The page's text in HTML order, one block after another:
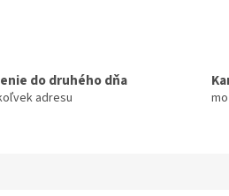
do druhého dňa
adresu